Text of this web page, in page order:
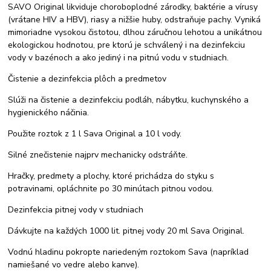
SAVO Original likviduje choroboplodné zárodky, baktérie a vírusy
(vrátane HIV a HBV), riasy a nižšie huby, odstraňuje pachy. Vyniká
mimoriadne vysokou čistotou, dlhou záručnou lehotou a unikátnou
ekologickou hodnotou, pre ktorú je schválený i na dezinfekciu
vody v bazénoch a ako jediný i na pitnú vodu v studniach.
Čistenie a dezinfekcia plôch a predmetov
Slúži na čistenie a dezinfekciu podláh, nábytku, kuchynského a
hygienického náčinia.
Použite roztok z 1 l Sava Original a 10 l vody.
Silné znečistenie najprv mechanicky odstráňte.
Hračky, predmety a plochy, ktoré prichádza do styku s
potravinami, opláchnite po 30 minútach pitnou vodou.
Dezinfekcia pitnej vody v studniach
Dávkujte na každých 1000 lit. pitnej vody 20 ml Sava Original.
Vodnú hladinu pokropte nariedeným roztokom Sava (napríklad
namiešané vo vedre alebo kanve).